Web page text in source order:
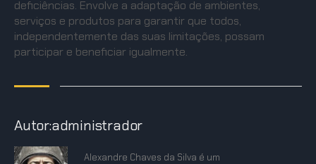
deficiências. Envolve a adaptação de ambientes,
serviços e produtos para garantir que todos,
independentemente das suas limitações, possam
participar e beneficiar igualmente.
Autor:administrador
Alexandre Chaves da Silva é um